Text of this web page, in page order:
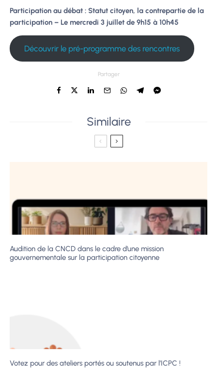
Participation au débat : Statut citoyen, la contrepartie de la
participation – Le mercredi 3 juillet de 9h15 à 10h45
Découvrir le pré-programme des rencontres
Partager
Similaire
Audition de la CNCD dans le cadre d’une mission
gouvernementale sur la participation citoyenne
Votez pour des ateliers portés ou soutenus par l’ICPC !